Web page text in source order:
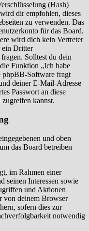
(Hash)
dir empfohlen, dieses
zu verwenden. Das
für das Board,
wird dich kein Vertreter
ein Dritter
Solltest du dein
Funktion „Ich habe
phpBB-Software fragt
deiner E-Mail-Adresse
Passwort an diese
kannst.
und oben
das Board betreiben
im Rahmen einer
seinen Interessen sowie
und Aktionen
von deinem Browser
sofern dies zur
notwendig